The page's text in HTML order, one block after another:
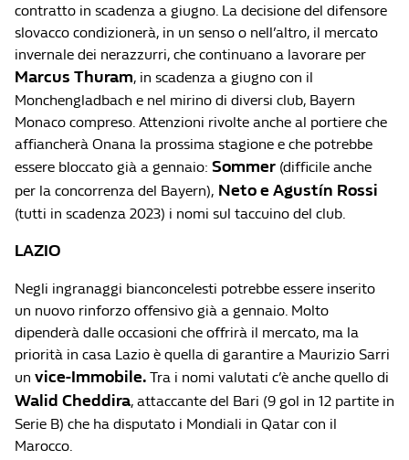
contratto in scadenza a giugno. La decisione del difensore
slovacco condizionerà, in un senso o nell’altro, il mercato
invernale dei nerazzurri, che continuano a lavorare per
Marcus Thuram, in scadenza a giugno con il
Monchengladbach e nel mirino di diversi club, Bayern
Monaco compreso. Attenzioni rivolte anche al portiere che
affiancherà Onana la prossima stagione e che potrebbe
essere bloccato già a gennaio: Sommer (difficile anche
per la concorrenza del Bayern), Neto e Agustín Rossi
(tutti in scadenza 2023) i nomi sul taccuino del club.
LAZIO
Negli ingranaggi bianconcelesti potrebbe essere inserito
un nuovo rinforzo offensivo già a gennaio. Molto
dipenderà dalle occasioni che offrirà il mercato, ma la
priorità in casa Lazio è quella di garantire a Maurizio Sarri
un vice-Immobile. Tra i nomi valutati c’è anche quello di
Walid Cheddira, attaccante del Bari (9 gol in 12 partite in
Serie B) che ha disputato i Mondiali in Qatar con il
Marocco.